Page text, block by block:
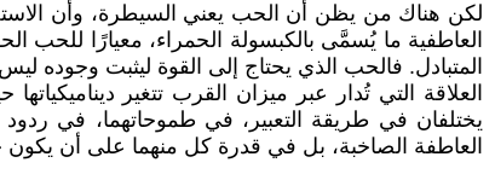
لكن هناك من يظن أن الحب يعني السيطرة، وأن
العاطفية ما يُسمَّى بالكبسولة الحمراء، معيارًا للحب
المتبادل. فالحب الذي يحتاج إلى القوة ليثبت وجوده
العلاقة التي تُدار عبر ميزان القرب تتغير
يختلفان في طريقة التعبير، في طموحاتهما، في ردود
العاطفة الصاخبة، بل في قدرة كل منهما على أن